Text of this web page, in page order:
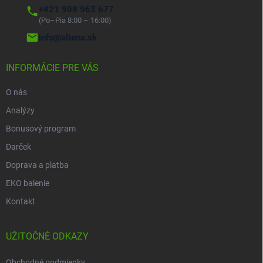
+421 908 963 677
(Po–Pia 8:00 – 16:00)
info@altena.sk
INFORMÁCIE PRE VÁS
O nás
Analýzy
Bonusový program
Darček
Doprava a platba
EKO balenie
Kontakt
UŽITOČNÉ ODKAZY